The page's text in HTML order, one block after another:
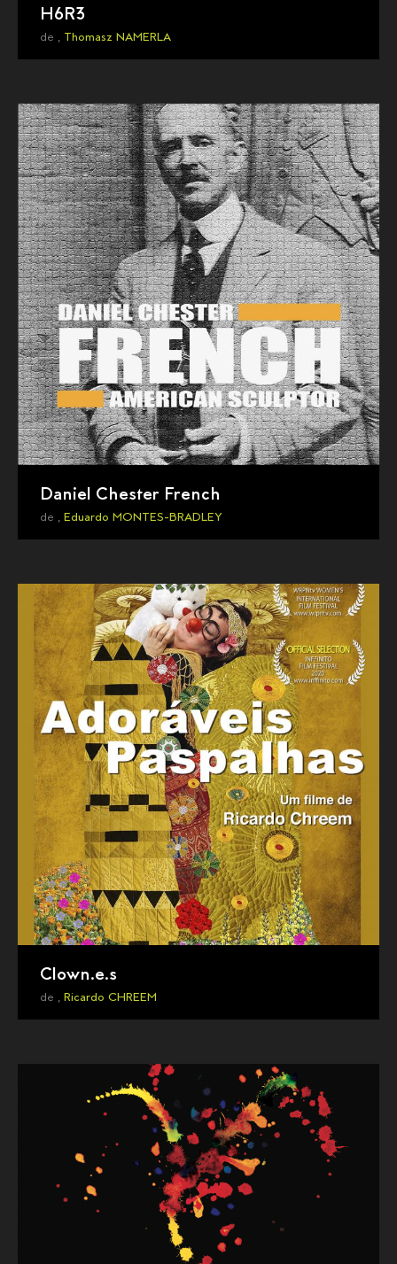
H6R3
de , Thomasz NAMERLA
Daniel Chester French
de , Eduardo MONTES-BRADLEY
Clown.e.s
de , Ricardo CHREEM